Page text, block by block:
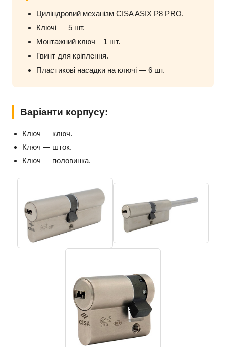
Циліндровий механізм CISA ASIX P8 PRO.
Ключі — 5 шт.
Монтажний ключ – 1 шт.
Гвинт для кріплення.
Пластикові насадки на ключі — 6 шт.
Варіанти корпусу:
Ключ — ключ.
Ключ — шток.
Ключ — половинка.